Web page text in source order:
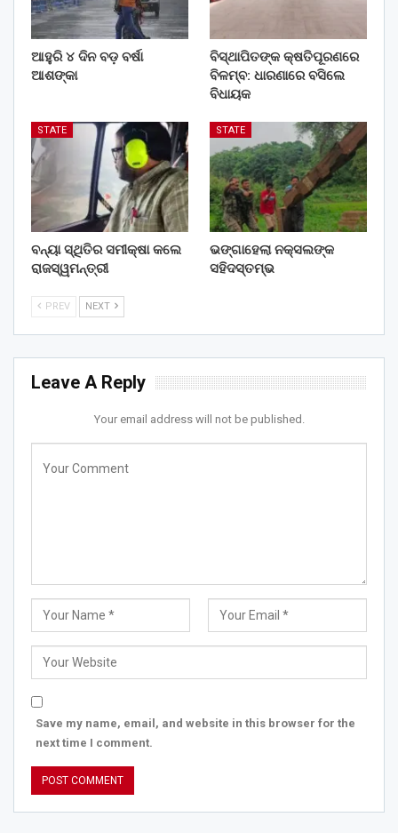
ଆହୁରି ୪ ଦିନ ବଡ଼ ବର୍ଷା
ଆଶଙ୍କା
ବିସ୍ଥାପିତଙ୍କ କ୍ଷତିପୂରଣରେ
ବିଳମ୍ବ: ଧାରଣାରେ ବସିଲେ
ବିଧାୟକ
STATE
ବନ୍ୟା ସ୍ଥିତିର ସମୀକ୍ଷା କଲେ
ରାଜସ୍ୱମନ୍ତ୍ରୀ
STATE
ଭଙ୍ଗାହେଲା ନକ୍ସଲଙ୍କ
ସହିଦସ୍ତମ୍ଭ
PREV NEXT
Leave A Reply
Your email address will not be published.
Save my name, email, and website in this browser for the
next time I comment.